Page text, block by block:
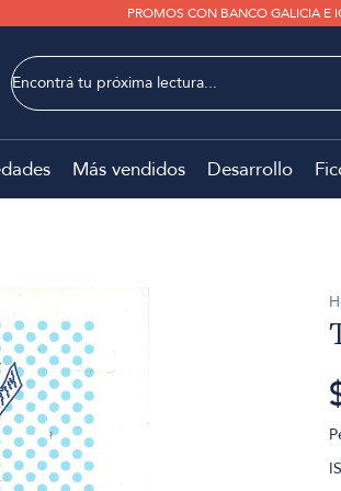
PROMOS CON BANCO GALICIA E
Más vendidos Desarrollo